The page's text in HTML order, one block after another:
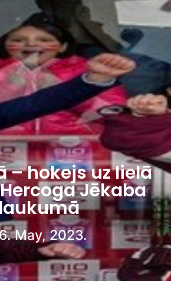
– hokejs uz lielā
Jēkaba
laukumā
May, 2023.